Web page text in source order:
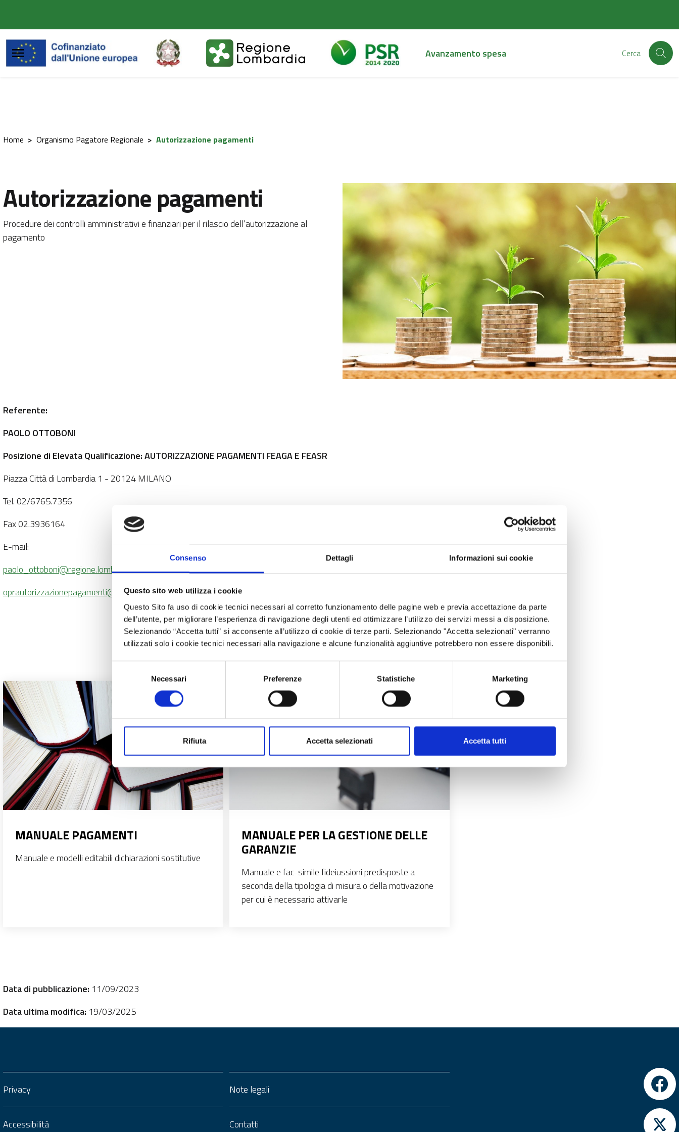
Consenso Dettagli Informazioni sui cookie
Questo sito web utilizza i cookie
Questo Sito fa uso di cookie tecnici necessari al corretto funzionamento delle pagine web e previa accettazione da parte
dell’utente, per migliorare l’esperienza di navigazione degli utenti ed ottimizzare l’utilizzo dei servizi messi a disposizione.
Selezionando “Accetta tutti” si acconsente all’utilizzo di cookie di terze parti. Selezionando "Accetta selezionati" verranno
utilizzati solo i cookie tecnici necessari alla navigazione e alcune funzionalità aggiuntive potrebbero non essere disponibili.
Necessari Preferenze Statistiche Marketing
Rifiuta Accetta selezionati Accetta tutti
Avanzamento spesa Cerca
Home > Organismo Pagatore Regionale > Autorizzazione pagamenti
Autorizzazione pagamenti
Procedure dei controlli amministrativi e finanziari per il rilascio dell’autorizzazione al
pagamento
Referente:
PAOLO OTTOBONI
Posizione di Elevata Qualificazione: AUTORIZZAZIONE PAGAMENTI FEAGA E FEASR
Piazza Città di Lombardia 1 - 20124 MILANO
Tel. 02/6765.7356
Fax 02.3936164
E-mail:
paolo_ottoboni@regione.lombardia.it
oprautorizzazionepagamenti@regione.lombardia.it
MANUALE PAGAMENTI
Manuale e modelli editabili dichiarazioni sostitutive
MANUALE PER LA GESTIONE DELLE
GARANZIE
Manuale e fac-simile fideiussioni predisposte a
seconda della tipologia di misura o della motivazione
per cui è necessario attivarle
Data di pubblicazione: 11/09/2023
Data ultima modifica: 19/03/2025
Privacy
Accessibilità
Note legali
Contatti